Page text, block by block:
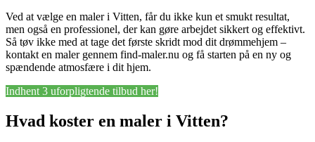
Ved at vælge en maler i Vitten, får du ikke kun et smukt resultat,
men også en professionel, der kan gøre arbejdet sikkert og effektivt.
Så tøv ikke med at tage det første skridt mod dit drømmehjem –
kontakt en maler gennem find-maler.nu og få starten på en ny og
spændende atmosfære i dit hjem.
Indhent 3 uforpligtende tilbud her!
Hvad koster en maler i Vitten?